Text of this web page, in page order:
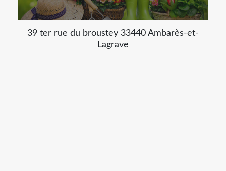
39 ter rue du broustey 33440 Ambarès-et-
Lagrave